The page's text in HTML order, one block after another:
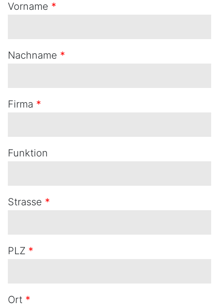
r
*
Vorname *
Nachname *
Firma *
Funktion
Strasse *
PLZ *
Ort *